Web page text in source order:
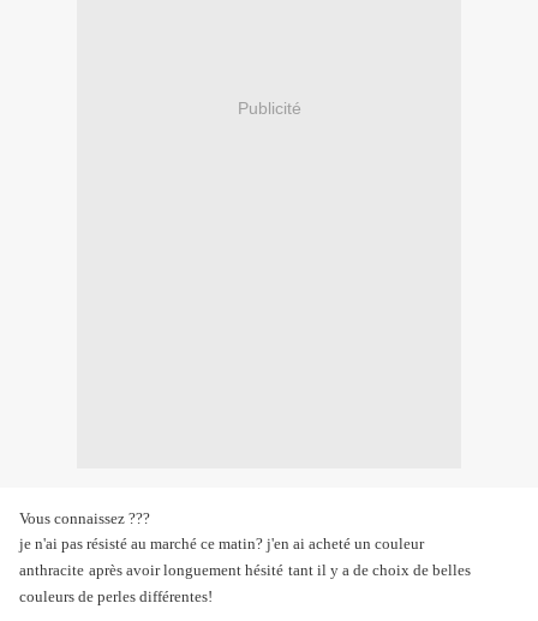
Publicité
Vous connaissez ???
je n'ai pas résisté au marché ce matin? j'en ai acheté un couleur
anthracite après avoir longuement hésité tant il y a de choix de belles
couleurs de perles différentes!